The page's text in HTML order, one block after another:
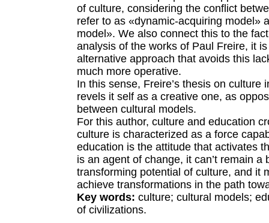
of culture, considering the conflict
refer to as «dynamic-acquiring model»
model». We also connect this to the
analysis of the works of Paul Freire, it
alternative approach that avoids this
much more operative.
In this sense, Freire’s thesis on culture
revels it self as a creative one, as
between cultural models.
For this author, culture and education
culture is characterized as a force
education is the attitude that activates
is an agent of change, it can’t remain a
transforming potential of culture, and it
achieve transformations in the path
Key words: culture; cultural models;
of civilizations.